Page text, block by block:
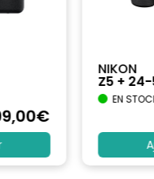
,00€
NIKON
Z5 +
EN